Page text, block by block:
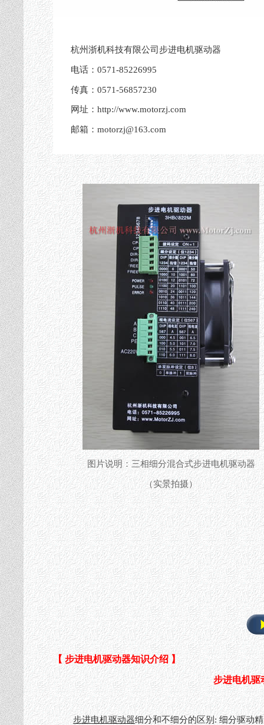
杭州浙机科技有限公司步进电机驱动器
电话：0571-85226995
传真：0571-56857230
网址：http://www.motorzj.com
邮箱：motorzj@163.com
图片说明：三相细分混合式步进电机驱动器
（实景拍摄）
【 步进电机驱动器知识介绍 】
步进电机驱
步进电机驱动器细分和不细分的区别: 细分驱动